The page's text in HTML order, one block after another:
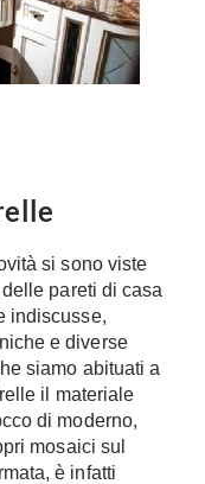
si sono viste
pareti di casa
indiscusse,
e diverse
siamo abituati a
il materiale
di moderno,
mosaici sul
è infatti